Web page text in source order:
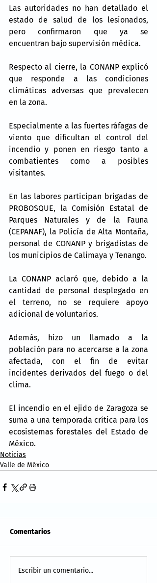
Las autoridades no han detallado el
estado de salud de los lesionados,
pero confirmaron que ya se
encuentran bajo supervisión médica.
Respecto al cierre, la CONANP explicó
que responde a las condiciones
climáticas adversas que prevalecen
en la zona.
Especialmente a las fuertes ráfagas de
viento que dificultan el control del
incendio y ponen en riesgo tanto a
combatientes como a posibles
visitantes.
En las labores participan brigadas de
PROBOSQUE, la Comisión Estatal de
Parques Naturales y de la Fauna
(CEPANAF), la Policía de Alta Montaña,
personal de CONANP y brigadistas de
los municipios de Calimaya y Tenango.
La CONANP aclaró que, debido a la
cantidad de personal desplegado en
el terreno, no se requiere apoyo
adicional de voluntarios.
Además, hizo un llamado a la
población para no acercarse a la zona
afectada, con el fin de evitar
incidentes derivados del fuego o del
clima.
El incendio en el ejido de Zaragoza se
suma a una temporada crítica para los
ecosistemas forestales del Estado de
México.
Noticias
Valle de México
Comentarios
Escribir un comentario...